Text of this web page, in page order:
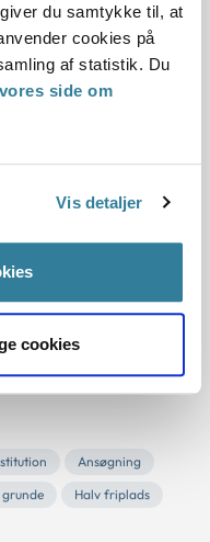
du samtykke til, at
cookies på
af statistik. Du
vores side om
Vis detaljer
cookies
til halv friplads
O-
Ansøgning
Halv friplads